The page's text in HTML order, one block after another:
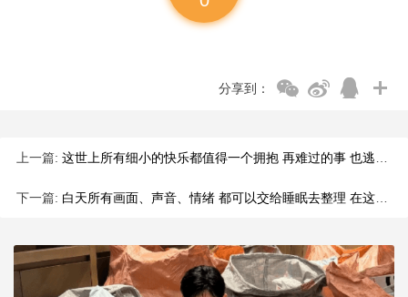
分享到：
上一篇: 这世上所有细小的快乐都值得一个拥抱 再难过的事 也逃不出一个拥抱
下一篇: 白天所有画面、声音、情绪 都可以交给睡眠去整理 在这按下暂停键的 1/3 里 回到自己